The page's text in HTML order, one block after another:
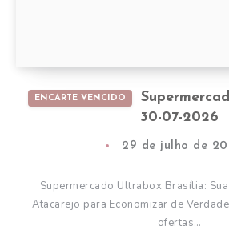
ENCARTE VENCIDO
30-07-2026
29 de julho de
Supermercado Ultrabox Brasília:
Atacarejo para Economizar de
ofertas…